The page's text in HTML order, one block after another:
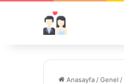
Anasayfa /Genel /